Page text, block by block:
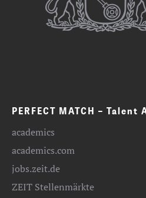
PERFECT MATCH –
academics
academics.com
jobs.zeit.de
ZEIT Stellenmärkte